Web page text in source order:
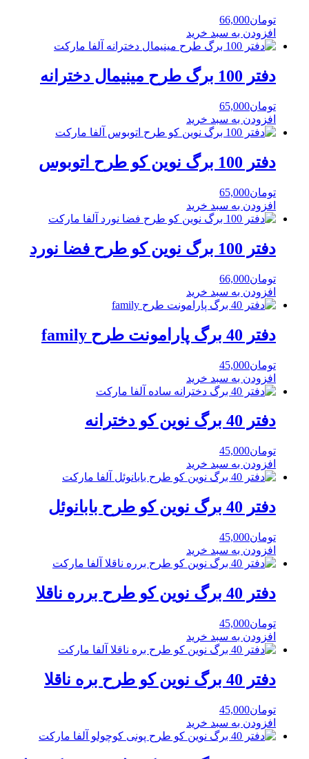
تومان66,000
افزودن به سبد خرید
دفتر 100 برگ طرح مینیمال دخترانه
تومان65,000
افزودن به سبد خرید
دفتر 100 برگ نوین کو طرح اتوبوس
تومان65,000
افزودن به سبد خرید
دفتر 100 برگ نوین کو طرح فضا نورد
تومان66,000
افزودن به سبد خرید
دفتر 40 برگ پارامونت طرح family
تومان45,000
افزودن به سبد خرید
دفتر 40 برگ نوین کو دخترانه
تومان45,000
افزودن به سبد خرید
دفتر 40 برگ نوین کو طرح بابانوئل
تومان45,000
افزودن به سبد خرید
دفتر 40 برگ نوین کو طرح برره ناقلا
تومان45,000
افزودن به سبد خرید
دفتر 40 برگ نوین کو طرح بره ناقلا
تومان45,000
افزودن به سبد خرید